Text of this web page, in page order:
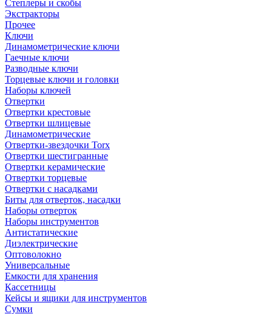
Степлеры и скобы
Экстракторы
Прочее
Ключи
Динамометрические ключи
Гаечные ключи
Разводные ключи
Торцевые ключи и головки
Наборы ключей
Отвертки
Отвертки крестовые
Отвертки шлицевые
Динамометрические
Отвертки-звездочки Torx
Отвертки шестигранные
Отвертки керамические
Отвертки торцевые
Отвертки с насадками
Биты для отверток, насадки
Наборы отверток
Наборы инструментов
Антистатические
Диэлектрические
Оптоволокно
Универсальные
Емкости для хранения
Кассетницы
Кейсы и ящики для инструментов
Сумки